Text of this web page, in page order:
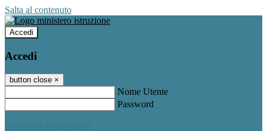
Salta al contenuto
Accedi
Accedi
button close ×
Nome Utente
Password